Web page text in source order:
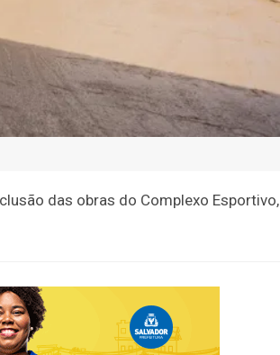
das obras do Complexo Esportivo,